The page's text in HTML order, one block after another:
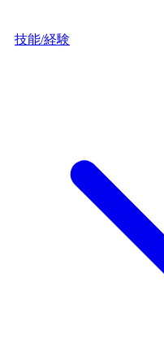
技能/経験